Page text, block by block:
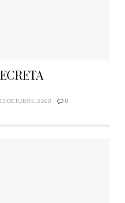
13 OCTUBRE, 2020 0